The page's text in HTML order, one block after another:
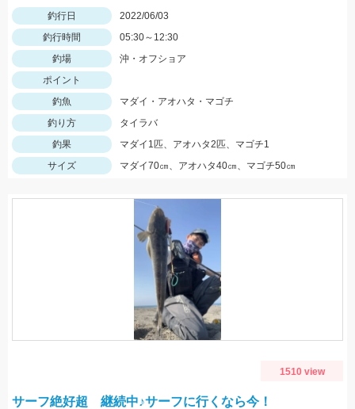
釣行日
2022/06/03
釣行時間
05:30～12:30
釣場
沖・オフショア
ポイント
釣魚
マダイ・アオハタ・マゴチ
釣り方
タイラバ
釣果
マダイ1匹、アオハタ2匹、マゴチ1
サイズ
マダイ70㎝、アオハタ40㎝、マゴチ50㎝
1510 view
サーフ絶好超 継続中♪サーフに行くなら今！